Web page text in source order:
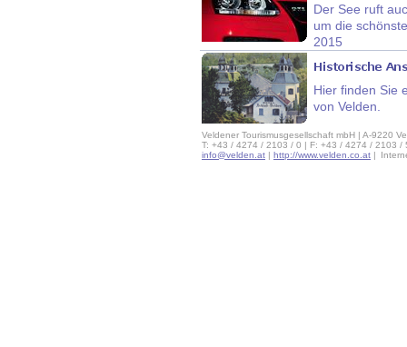
Der See ruft
um die
2015
Hier finden Sie
von Velden.
Veldener Tourismusgesellschaft mbH | A-9220
T: +43 / 4274 / 2103 / 0 | F: +43 / 4274 / 2103 /
info@velden.at | http://www.velden.co.at |